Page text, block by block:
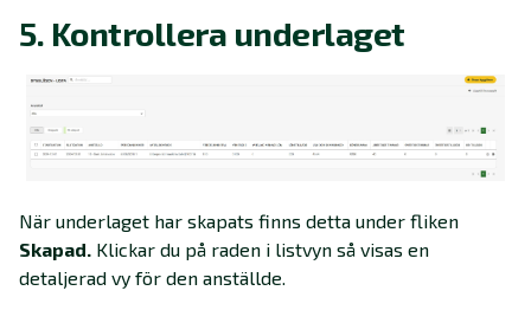
5. Kontrollera underlaget
När underlaget har skapats finns detta under fliken
Skapad. Klickar du på raden i listvyn så visas en
detaljerad vy för den anställde.